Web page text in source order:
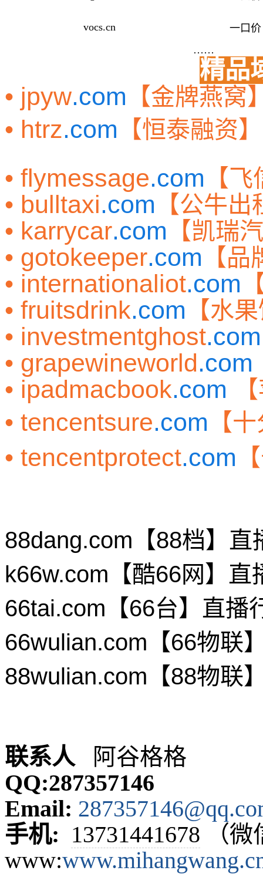
vocs.cn
一口价
……
精品
• jpyw.com 【金牌燕窝
• htrz.com 【恒泰融资
• flymessage.com 【
• bulltaxi.com 【公牛
• karrycar.com 【凯瑞
• gotokeeper.com 【
• internationaliot.com
• fruitsdrink.com 【水
• investmentghost.com
• grapewineworld.com
• ipadmacbook.com
• tencentsure.com 【
• tencentprotect.com
88dang.com【88档】
k66w.com【酷66网】
66tai.com【66台】直播
66wulian.com【66物联
88wulian.com【88物联
联系人
阿谷格格
QQ:287357146
Email: 287357146@q
手机: 13731441678 （
www:www.mihangwa